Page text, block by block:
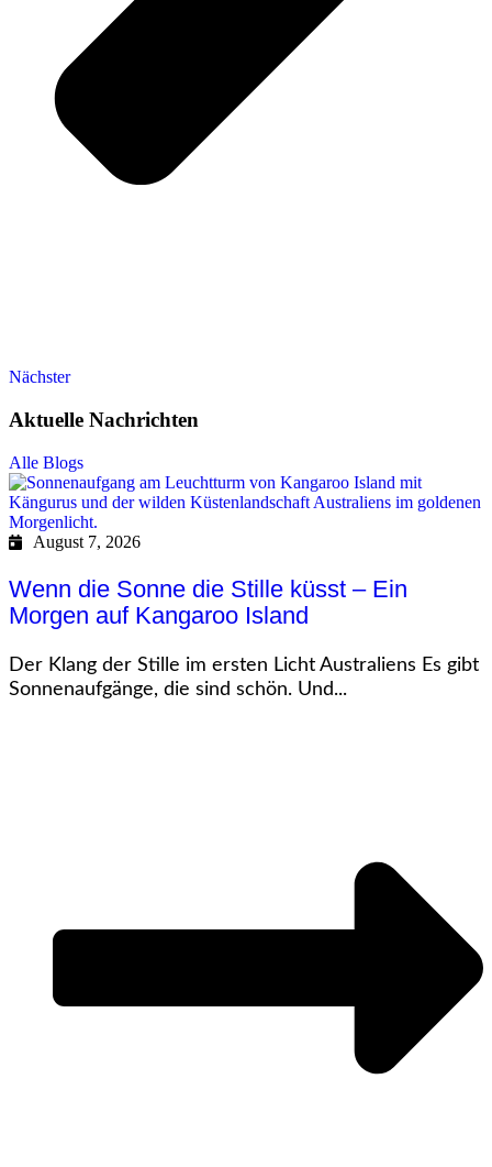
Nächster
Aktuelle Nachrichten
Alle Blogs
August 7, 2026
Wenn die Sonne die Stille küsst – Ein
Morgen auf Kangaroo Island
Der Klang der Stille im ersten Licht Australiens Es gibt
Sonnenaufgänge, die sind schön. Und...